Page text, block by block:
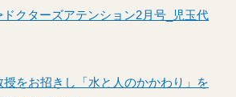
クターズアテンション2月号_児玉代
をお招きし「水と人のかかわり」を